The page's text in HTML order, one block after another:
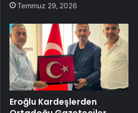
Temmuz 29, 2026
Eroğlu Kardeşlerden